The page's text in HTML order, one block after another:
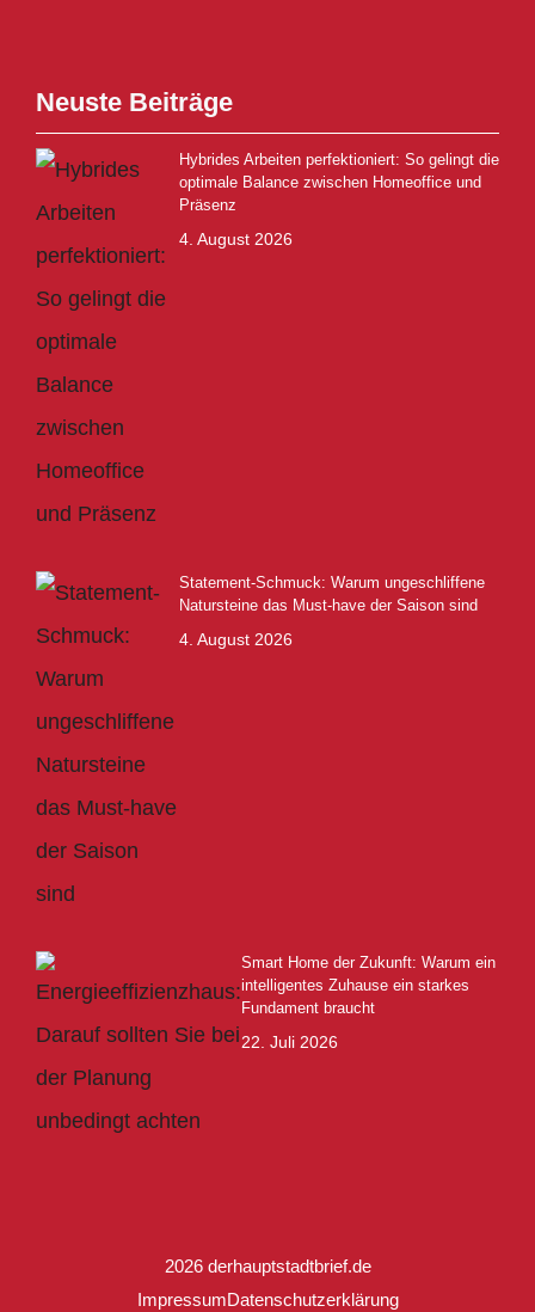
Neuste Beiträge
Hybrides Arbeiten perfektioniert: So gelingt die
optimale Balance zwischen Homeoffice und
Präsenz
4. August 2026
Statement-Schmuck: Warum ungeschliffene
Natursteine das Must-have der Saison sind
4. August 2026
Smart Home der Zukunft: Warum ein
intelligentes Zuhause ein starkes
Fundament braucht
22. Juli 2026
2026 derhauptstadtbrief.de
ImpressumDatenschutzerklärung